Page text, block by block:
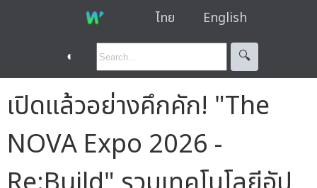
ไทย English
◐ 🔍︎
เปิดแล้วอย่างคึกคัก! "The
NOVA Expo 2026 -